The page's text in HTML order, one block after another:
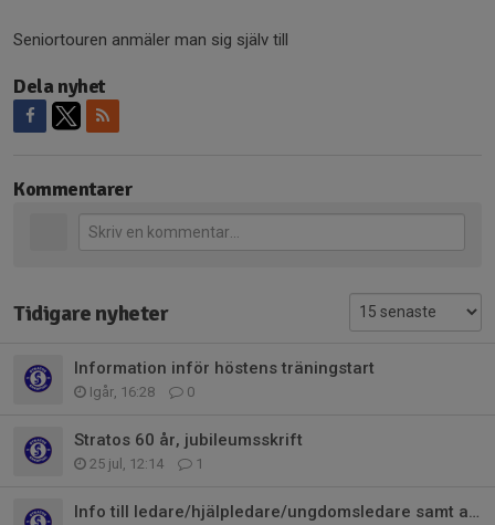
Seniortouren anmäler man sig själv till
Dela nyhet
Kommentarer
Tidigare nyheter
Information inför höstens träningstart
Igår, 16:28 0
Stratos 60 år, jubileumsskrift
25 jul, 12:14 1
Info till ledare/hjälpledare/ungdomsledare samt alla som vill bli ledare